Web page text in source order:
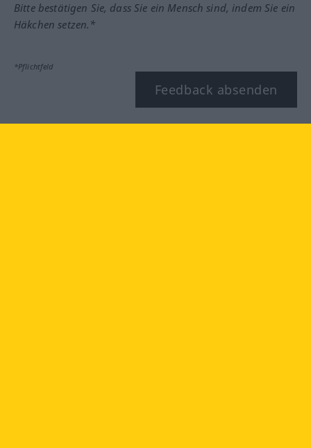
Bitte bestätigen Sie, dass Sie ein Mensch sind, indem Sie ein
Häkchen setzen.*
*Pflichtfeld
Feedback absenden